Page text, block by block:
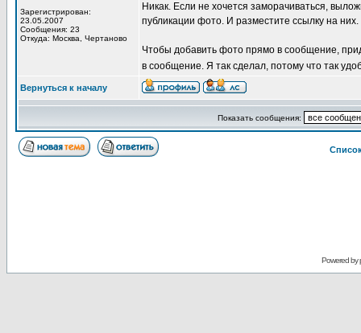
Зарегистрирован:
23.05.2007
Сообщения: 23
Откуда: Москва, Чертаново
Никак. Если не хочется заморачиваться,
публикации фото. И разместите ссылку на них.
Чтобы добавить фото прямо в сообщение,
в сообщение. Я так сделал, потому что так
Вернуться к началу
Показать сообщения:
Powered by